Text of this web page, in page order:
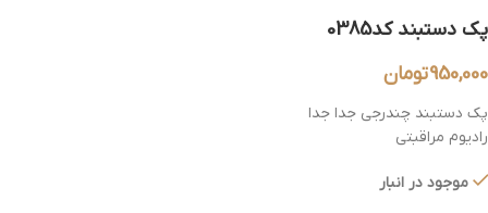
پک دستبند کد0385
950,000تومان
پک دستبند چندرجی جدا جدا
رادیوم مراقبتی
موجود در انبار